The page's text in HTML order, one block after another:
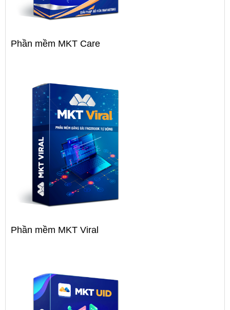
Phần mềm MKT Care
Phần mềm MKT Viral